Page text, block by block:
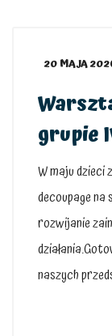
20 MAJA
grupie
W maju dzieci
decoupage na
rozwijanie
naszych